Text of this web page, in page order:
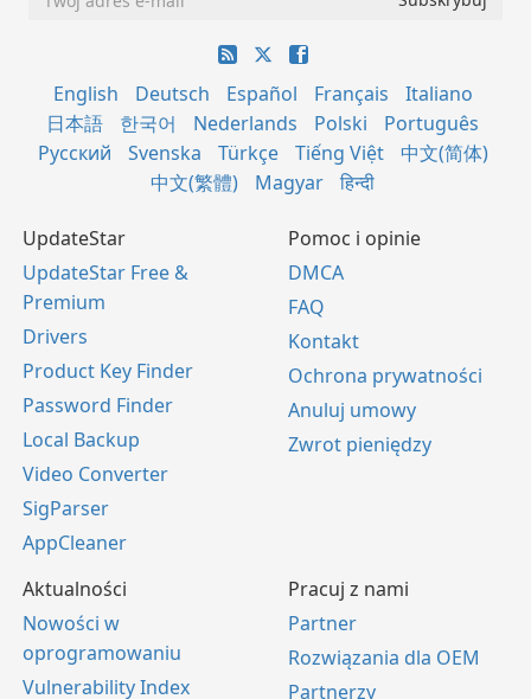
English Deutsch Español Français
Italiano
日本語
한국어 Nederlands Polski
Português
Русский
Svenska Türkçe Tiếng Việt
中文(简体)
中文(繁體)
Magyar हिन्दी
UpdateStar
UpdateStar Free &
Premium
Drivers
Product Key Finder
Password Finder
Local Backup
Video Converter
SigParser
AppCleaner
Pomoc i opinie
DMCA
FAQ
Kontakt
Ochrona prywatności
Anuluj umowy
Zwrot pieniędzy
Aktualności
Nowości w
oprogramowaniu
Vulnerability Index
Pracuj z nami
Partner
Rozwiązania dla OEM
Partnerzy